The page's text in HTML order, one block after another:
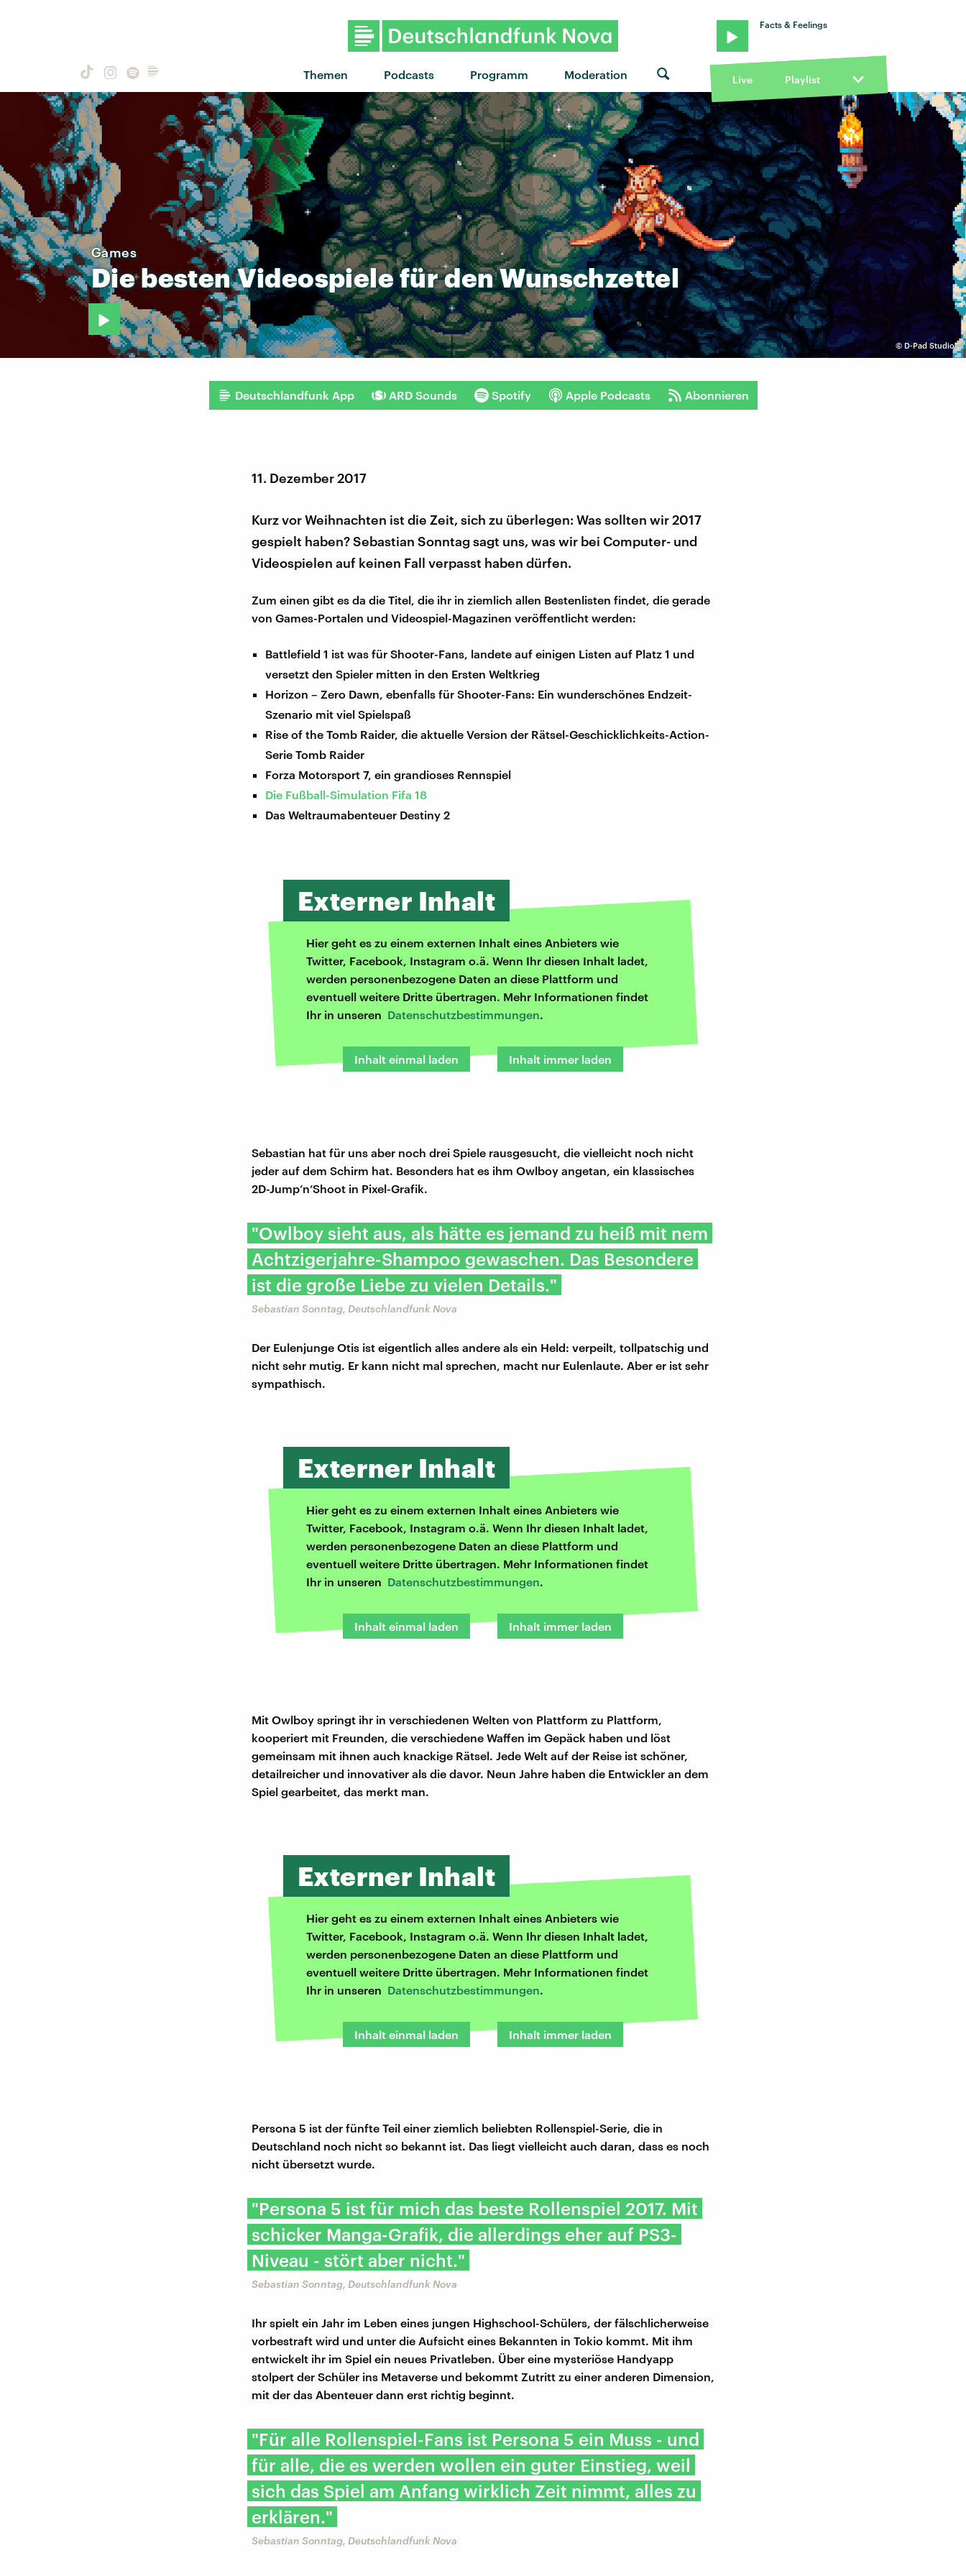
Themen Podcasts Programm Moderation
Facts & Feelings
Live Playlist
©D-Pad Studio
Games
Die bestenVideospielefürdenWunschzettel
Deutschlandfunk App ARD Sounds Spotify Apple Podcasts Abonnieren
11. Dezember 2017
Kurz vor Weihnachten ist die Zeit, sich zu überlegen: Was sollten wir 2017
gespielt haben? Sebastian Sonntag sagt uns, was wir bei Computer- und
Videospielen auf keinen Fall verpasst haben dürfen.
Zum einen gibt es da die Titel, die ihr in ziemlich allen Bestenlisten findet, die gerade
von Games-Portalen und Videospiel-Magazinen veröffentlicht werden:
Battlefield 1 ist was für Shooter-Fans, landete auf einigen Listen auf Platz 1 und
versetzt den Spieler mitten in den Ersten Weltkrieg
Horizon – Zero Dawn, ebenfalls für Shooter-Fans: Ein wunderschönes Endzeit-
Szenario mit viel Spielspaß
Rise of the Tomb Raider, die aktuelle Version der Rätsel-Geschicklichkeits-Action-
Serie Tomb Raider
Forza Motorsport 7, ein grandioses Rennspiel
Die Fußball-Simulation Fifa 18
Das Weltraumabenteuer Destiny 2
Externer Inhalt
Hier geht es zu einem externen Inhalt eines Anbieters wie
Twitter, Facebook, Instagram o.ä. Wenn Ihr diesen Inhalt ladet,
werden personenbezogene Daten an diese Plattform und
eventuell weitere Dritte übertragen. Mehr Informationen findet
Ihr in unseren Datenschutzbestimmungen.
Inhalt einmal laden Inhalt immer laden
Sebastian hat für uns aber noch drei Spiele rausgesucht, die vielleicht noch nicht
jeder auf dem Schirm hat. Besonders hat es ihm Owlboy angetan, ein klassisches
2D-Jump’n’Shoot in Pixel-Grafik.
"Owlboy sieht aus, als hätte es jemand zu heiß mit nem
Achtzigerjahre-Shampoo gewaschen. Das Besondere
ist die große Liebe zu vielen Details."
Sebastian Sonntag, Deutschlandfunk Nova
Der Eulenjunge Otis ist eigentlich alles andere als ein Held: verpeilt, tollpatschig und
nicht sehr mutig. Er kann nicht mal sprechen, macht nur Eulenlaute. Aber er ist sehr
sympathisch.
Externer Inhalt
Hier geht es zu einem externen Inhalt eines Anbieters wie
Twitter, Facebook, Instagram o.ä. Wenn Ihr diesen Inhalt ladet,
werden personenbezogene Daten an diese Plattform und
eventuell weitere Dritte übertragen. Mehr Informationen findet
Ihr in unseren Datenschutzbestimmungen.
Inhalt einmal laden Inhalt immer laden
Mit Owlboy springt ihr in verschiedenen Welten von Plattform zu Plattform,
kooperiert mit Freunden, die verschiedene Waffen im Gepäck haben und löst
gemeinsam mit ihnen auch knackige Rätsel. Jede Welt auf der Reise ist schöner,
detailreicher und innovativer als die davor. Neun Jahre haben die Entwickler an dem
Spiel gearbeitet, das merkt man.
Externer Inhalt
Hier geht es zu einem externen Inhalt eines Anbieters wie
Twitter, Facebook, Instagram o.ä. Wenn Ihr diesen Inhalt ladet,
werden personenbezogene Daten an diese Plattform und
eventuell weitere Dritte übertragen. Mehr Informationen findet
Ihr in unseren Datenschutzbestimmungen.
Inhalt einmal laden Inhalt immer laden
Persona 5 ist der fünfte Teil einer ziemlich beliebten Rollenspiel-Serie, die in
Deutschland noch nicht so bekannt ist. Das liegt vielleicht auch daran, dass es noch
nicht übersetzt wurde.
"Persona 5 ist für mich das beste Rollenspiel 2017. Mit
schicker Manga-Grafik, die allerdings eher auf PS3-
Niveau - stört aber nicht."
Sebastian Sonntag, Deutschlandfunk Nova
Ihr spielt ein Jahr im Leben eines jungen Highschool-Schülers, der fälschlicherweise
vorbestraft wird und unter die Aufsicht eines Bekannten in Tokio kommt. Mit ihm
entwickelt ihr im Spiel ein neues Privatleben. Über eine mysteriöse Handyapp
stolpert der Schüler ins Metaverse und bekommt Zutritt zu einer anderen Dimension,
mit der das Abenteuer dann erst richtig beginnt.
"Für alle Rollenspiel-Fans ist Persona 5 ein Muss - und
für alle, die es werden wollen ein guter Einstieg, weil
sich das Spiel am Anfang wirklich Zeit nimmt, alles zu
erklären."
Sebastian Sonntag, Deutschlandfunk Nova